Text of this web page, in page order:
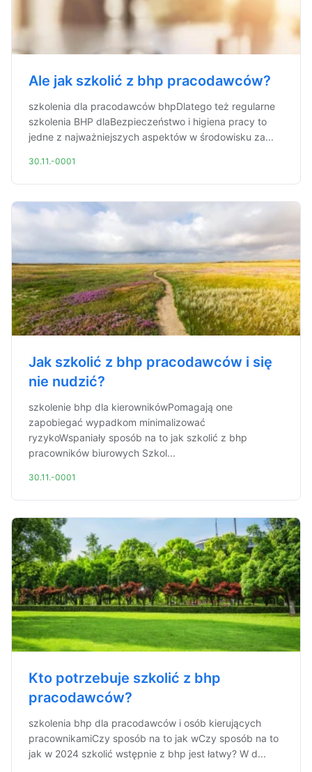
Ale jak szkolić z bhp pracodawców?
szkolenia dla pracodawców bhpDlatego też regularne
szkolenia BHP dlaBezpieczeństwo i higiena pracy to
jedne z najważniejszych aspektów w środowisku za...
30.11.-0001
Jak szkolić z bhp pracodawców i się
nie nudzić?
szkolenie bhp dla kierownikówPomagają one
zapobiegać wypadkom minimalizować
ryzykoWspaniały sposób na to jak szkolić z bhp
pracowników biurowych Szkol...
30.11.-0001
Kto potrzebuje szkolić z bhp
pracodawców?
szkolenia bhp dla pracodawców i osób kierujących
pracownikamiCzy sposób na to jak wCzy sposób na to
jak w 2024 szkolić wstępnie z bhp jest łatwy? W d...